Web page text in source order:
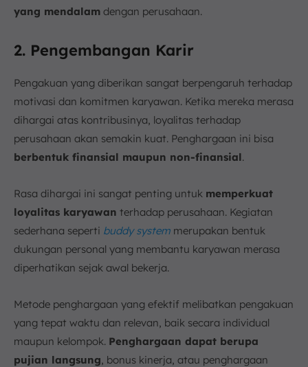
yang mendalam dengan perusahaan.
2. Pengembangan Karir
Pengakuan yang diberikan sangat berpengaruh terhadap
motivasi dan komitmen karyawan. Ketika mereka merasa
dihargai atas kontribusinya, loyalitas terhadap
perusahaan akan semakin kuat. Penghargaan ini bisa
berbentuk finansial maupun non-finansial.
Rasa dihargai ini sangat penting untuk memperkuat
loyalitas karyawan terhadap perusahaan. Kegiatan
sederhana seperti buddy system merupakan bentuk
dukungan personal yang membantu karyawan merasa
diperhatikan sejak awal bekerja.
Metode penghargaan yang efektif melibatkan pengakuan
yang tepat waktu dan relevan, baik secara individual
maupun kelompok. Penghargaan dapat berupa
pujian langsung , bonus kinerja, atau penghargaan